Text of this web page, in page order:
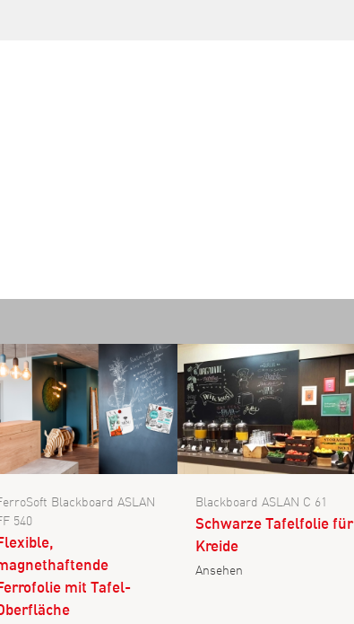
Blackboard ASLAN
540
mit Tafel-
Blackboard ASLAN C 61
Schwarze Tafelfolie für
Kreide
Ansehen